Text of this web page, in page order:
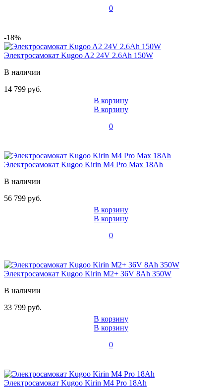
0
-18%
Электросамокат Kugoo A2 24V 2.6Ah 150W
В наличии
14 799 руб.
В корзину
В корзину
0
Электросамокат Kugoo Kirin M4 Pro Max 18Ah
В наличии
56 799 руб.
В корзину
В корзину
0
Электросамокат Kugoo Kirin M2+ 36V 8Ah 350W
В наличии
33 799 руб.
В корзину
В корзину
0
Электросамокат Kugoo Kirin M4 Pro 18Ah